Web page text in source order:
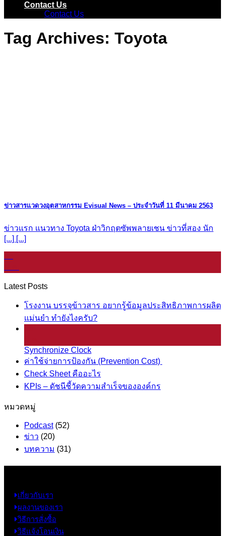
Contact Us
Contact Us
Tag Archives: Toyota
ข่าวสารแวดวงอุตสาหกรรม Evisual News – ประจำวันที่ 11 มีนาคม 2563
ข่าวแรก แนวทาง Toyota ฝ่าวิกฤตซัพพลายเชน ข่าวที่สอง นัก
[...] [...]
Latest Posts
โรงงาน บรรจุข้าวสาร อยากรู้ข้อมูลประสิทธิภาพการผลิต
แม่นยำ ทำยังไงครับ?
Synchronize Clock
ค่าใช้จ่ายการป้องกัน (Prevention Cost)
Check Sheet คืออะไร
KPIs – ดัชนีชี้วัดความสำเร็จขององค์กร
หมวดหมู่
Podcast(52)
ข่าว (20)
บทความ (31)
เกี่ยวกับเรา
ผลงานของเรา
วิธีการสั่งซื้อ
วิธีแจ้งโอนเงิน